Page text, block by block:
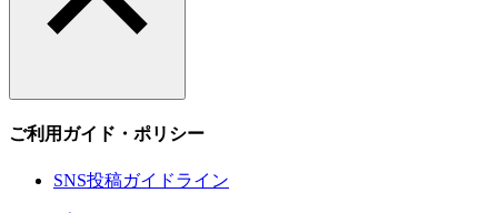
ご利用ガイド・ポリシー
SNS投稿ガイドライン